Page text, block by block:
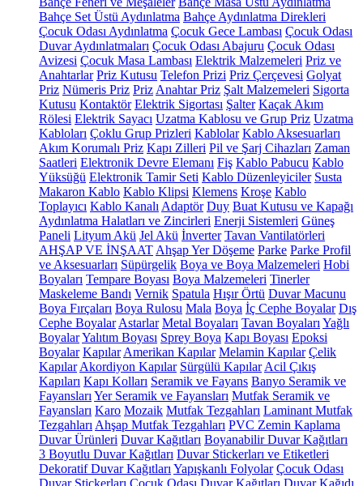
Bahçe Set Üstü Aydınlatma Bahçe Aydınlatma Direkleri
Çocuk Odası Aydınlatma Çocuk Gece Lambası Çocuk Odası
Duvar Aydınlatmaları Çocuk Odası Abajuru Çocuk Odası
Avizesi Çocuk Masa Lambası Elektrik Malzemeleri Priz ve
Anahtarlar Priz Kutusu Telefon Prizi Priz Çerçevesi Golyat
Priz Nümeris Priz Priz Anahtar Priz Şalt Malzemeleri Sigorta
Kutusu Kontaktör Elektrik Sigortası Şalter Kaçak Akım
Rölesi Elektrik Sayacı Uzatma Kablosu ve Grup Priz Uzatma
Kabloları Çoklu Grup Prizleri Kablolar Kablo Aksesuarları
Akım Korumalı Priz Kapı Zilleri Pil ve Şarj Cihazları Zaman
Saatleri Elektronik Devre Elemanı Fiş Kablo Pabucu Kablo
Yüksüğü Elektronik Tamir Seti Kablo Düzenleyiciler Susta
Makaron Kablo Kablo Klipsi Klemens Kroşe Kablo
Toplayıcı Kablo Kanalı Adaptör Duy Buat Kutusu ve Kapağı
Aydınlatma Halatları ve Zincirleri Enerji Sistemleri Güneş
Paneli Lityum Akü Jel Akü İnverter Tavan Vantilatörleri
AHŞAP VE İNŞAAT Ahşap Yer Döşeme Parke Parke Profil
ve Aksesuarları Süpürgelik Boya ve Boya Malzemeleri Hobi
Boyaları Tempare Boyası Boya Malzemeleri Tinerler
Maskeleme Bandı Vernik Spatula Hışır Örtü Duvar Macunu
Boya Fırçaları Boya Rulosu Mala Boya İç Cephe Boyalar Dış
Cephe Boyalar Astarlar Metal Boyaları Tavan Boyaları Yağlı
BoyalarYalıtım Boyası Sprey Boya Kapı Boyası Epoksi
Boyalar Kapılar Amerikan Kapılar Melamin Kapılar Çelik
Kapılar Akordiyon Kapılar Sürgülü Kapılar Acil Çıkış
Kapıları Kapı Kolları Seramik ve Fayans Banyo Seramik ve
Fayansları Yer Seramik ve Fayansları Mutfak Seramik ve
Fayansları Karo Mozaik Mutfak Tezgahları Laminant Mutfak
Tezgahları Ahşap Mutfak Tezgahları PVC Zemin Kaplama
Duvar Ürünleri Duvar Kağıtları Boyanabilir Duvar Kağıtları
3 Boyutlu Duvar Kağıtları Duvar Stickerları ve Etiketleri
Dekoratif Duvar Kağıtları Yapışkanlı Folyolar Çocuk Odası
Duvar Stickerları Çocuk Odası Duvar Kağıtları Duvar Kağıdı